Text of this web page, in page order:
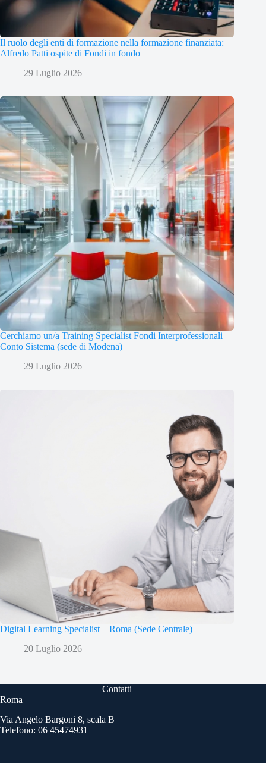
Il ruolo degli enti di formazione nella formazione finanziata:
Alfredo Patti ospite di Fondi in fondo
29 Luglio 2026
Cerchiamo un/a Training Specialist Fondi Interprofessionali –
Conto Sistema (sede di Modena)
29 Luglio 2026
Digital Learning Specialist – Roma (Sede Centrale)
20 Luglio 2026
Contatti
Roma
Via Angelo Bargoni 8, scala B
Telefono: 06 45474931